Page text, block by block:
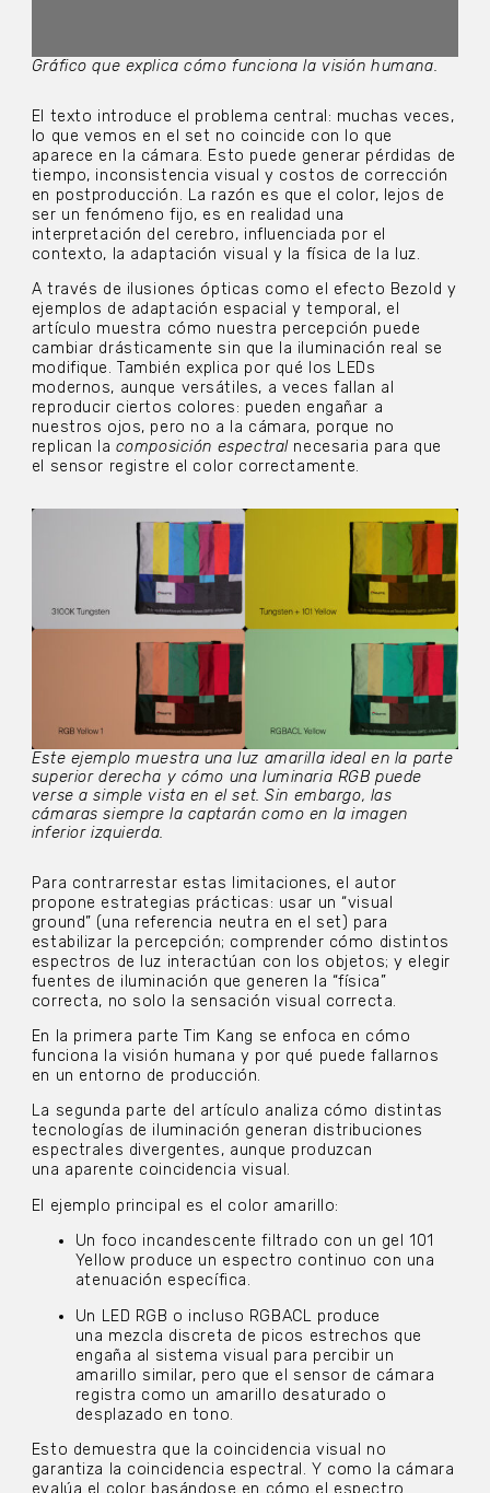
Gráfico que explica cómo funciona la visión humana.
El texto introduce el problema central: muchas veces,
lo que vemos en el set no coincide con lo que
aparece en la cámara. Esto puede generar pérdidas de
tiempo, inconsistencia visual y costos de corrección
en postproducción. La razón es que el color, lejos de
ser un fenómeno fijo, es en realidad una
interpretación del cerebro, influenciada por el
contexto, la adaptación visual y la física de la luz.
A través de ilusiones ópticas como el efecto Bezold y
ejemplos de adaptación espacial y temporal, el
artículo muestra cómo nuestra percepción puede
cambiar drásticamente sin que la iluminación real se
modifique. También explica por qué los LEDs
modernos, aunque versátiles, a veces fallan al
reproducir ciertos colores: pueden engañar a
nuestros ojos, pero no a la cámara, porque no
replican la composición espectralnecesaria para que
el sensor registre el color correctamente.
Este ejemplo muestra una luz amarilla ideal en la parte
superior derecha y cómo una luminaria RGB puede
verse a simple vista en el set. Sin embargo, las
cámaras siempre la captarán como en la imagen
inferior izquierda.
Para contrarrestar estas limitaciones, el autor
propone estrategias prácticas: usar un “visual
ground” (una referencia neutra en el set) para
estabilizar la percepción; comprender cómo distintos
espectros de luz interactúan con los objetos; y elegir
fuentes de iluminación que generen la “física”
correcta, no solo la sensación visual correcta.
En la primera parte Tim Kang se enfoca en cómo
funciona la visión humana y por qué puede fallarnos
en un entorno de producción.
La segunda parte del artículo analiza cómo distintas
tecnologías de iluminación generan distribuciones
espectrales divergentes, aunque produzcan
una aparente coincidencia visual.
El ejemplo principal es el color amarillo:
Un foco incandescente filtrado con un gel 101
Yellow produce un espectro continuo con una
atenuación específica.
Un LED RGB o incluso RGBACL produce
una mezcla discreta de picos estrechos que
engaña al sistema visual para percibir un
amarillo similar, pero que el sensor de cámara
registra como un amarillo desaturado o
desplazado en tono.
Esto demuestra que la coincidencia visual no
garantiza la coincidencia espectral. Y como la cámara
evalúa el color basándose en cómo el espectro